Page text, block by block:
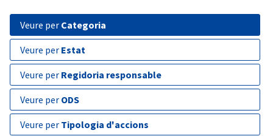
veure per Categoria
veure per Estat
veure per Regidoria responsable
veure per ODS
veure per Tipologia d'accions